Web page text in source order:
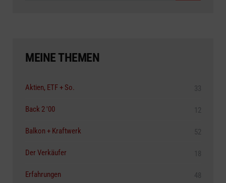
MEINE THEMEN
Aktien, ETF + So. 33
Back 2 '00 12
Balkon + Kraftwerk 52
Der Verkäufer 18
Erfahrungen 48